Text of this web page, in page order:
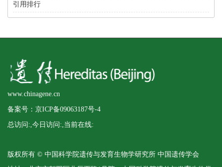
引用排行
www.chinagene.cn
备案号：京ICP备09063187号-4
总访问: ,今日访问: ,当前在线:
版权所有 © 中国科学院遗传与发育生物学研究所 中国遗传学会